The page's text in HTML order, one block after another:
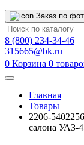
Заказ по
8 (800) 234-34-46
315665@bk.ru
0 Корзина 0
Главная
Товары
2206-
салона УАЗ-